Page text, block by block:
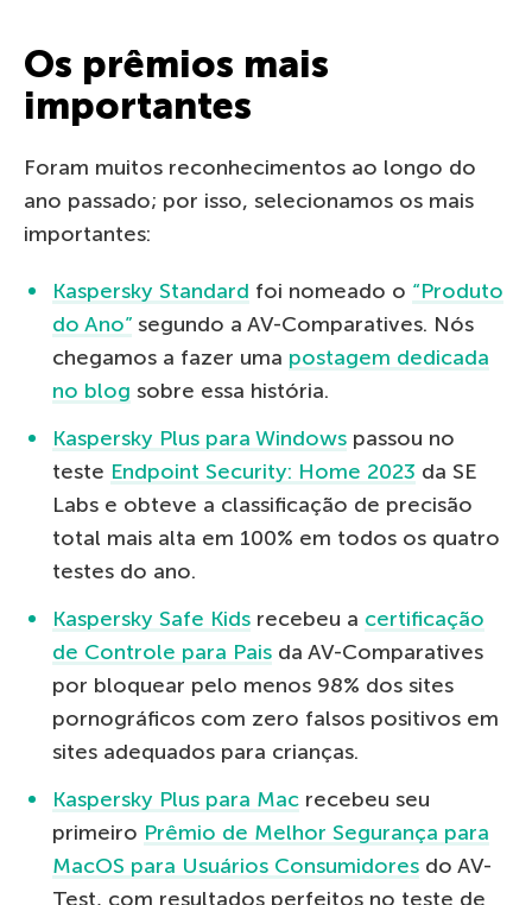
Os prêmios mais
importantes
Foram muitos reconhecimentos ao longo do
ano passado; por isso, selecionamos os mais
importantes:
Kaspersky Standard foi nomeado o “Produto
do Ano” segundo a AV-Comparatives. Nós
chegamos a fazer uma postagem dedicada
no blog sobre essa história.
Kaspersky Plus para Windows passou no
teste Endpoint Security: Home 2023 da SE
Labs e obteve a classificação de precisão
total mais alta em 100% em todos os quatro
testes do ano.
Kaspersky Safe Kids recebeu a certificação
de Controle para Pais da AV-Comparatives
por bloquear pelo menos 98% dos sites
pornográficos com zero falsos positivos em
sites adequados para crianças.
Kaspersky Plus para Mac recebeu seu
primeiro Prêmio de Melhor Segurança para
MacOS para Usuários Consumidores do AV-
Test, com resultados perfeitos no teste de